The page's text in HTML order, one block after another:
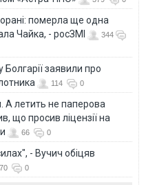
померла ще одна
Чайка, - росЗМІ
344
Болгарії заявили про
114 0
А летить не паперова
що просив ліцензії на
66 0
- Вучич обіцяв
70 0